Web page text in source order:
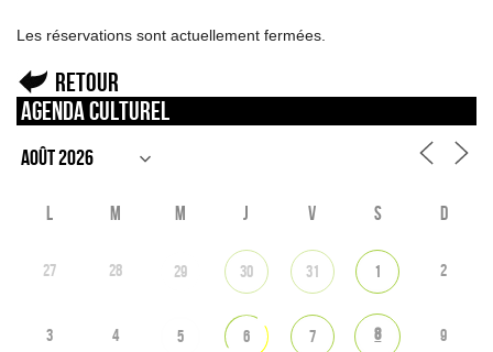
Les réservations sont actuellement fermées.
Retour
Agenda culturel
L M M J V S D
27 28 29 30 31 1 2
3 4 5 6 7 8 9